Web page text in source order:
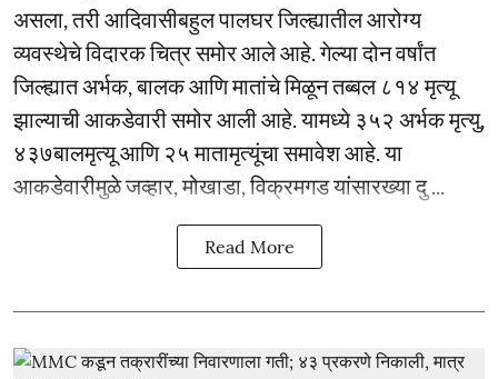
असला, तरी आदिवासीबहुल पालघर जिल्ह्यातील आरोग्य
व्यवस्थेचे विदारक चित्र समोर आले आहे. गेल्या दोन वर्षांत
जिल्ह्यात अर्भक, बालक आणि मातांचे मिळून तब्बल ८१४ मृत्यू
झाल्याची आकडेवारी समोर आली आहे. यामध्ये ३५२ अर्भक मृत्यु,
४३७बालमृत्यू आणि २५ मातामृत्यूंचा समावेश आहे. या
आकडेवारीमुळे जव्हार, मोखाडा, विक्रमगड यांसारख्या दु ...
Read More